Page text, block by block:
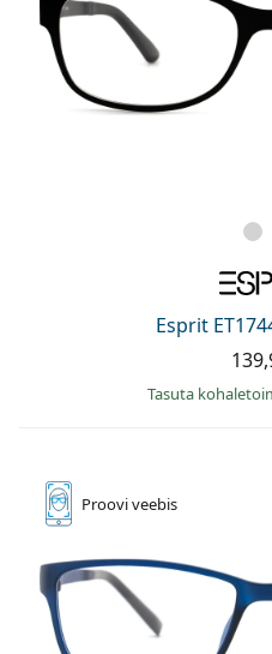
Esprit
Tasuta
Prooviveebis